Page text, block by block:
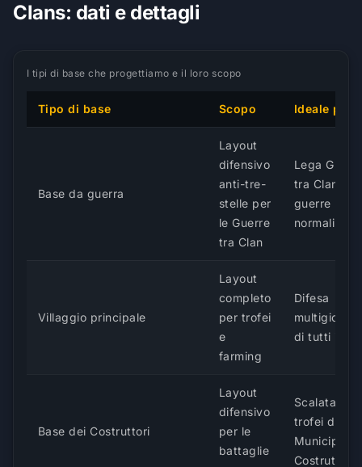
Clans: dati e dettagli
I tipi di base che progettiamo e il loro scopo
Tipo di base Scopo Ideale per
Base da guerra
Layout
difensivo
anti-tre-
stelle per
le Guerre
tra Clan
Lega
tra Clan e
guerre
normali
Villaggio principale
Layout
completo
per trofei
e
farming
Difesa
di tutti i
Base dei Costruttori
Layout
difensivo
per le
battaglie
Scalata dei
trofei del
Municipio
Costruttori